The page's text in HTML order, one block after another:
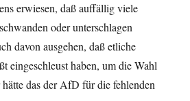
erwiesen, daß auffällig viele
oder unter­schlagen
davon ausgehen, daß etliche
eingeschleust haben, um die Wahl
das der AfD für die fehlenden